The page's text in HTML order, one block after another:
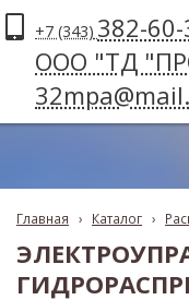
+7 (343) 382-
ООО "ТД
Главная › Каталог ›